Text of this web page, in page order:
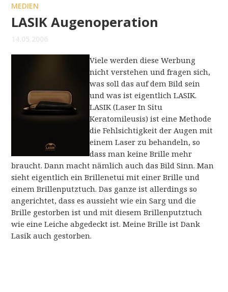
MEDIEN
LASIK Augenoperation
14.05.2006
Viele werden diese Werbung
nicht verstehen und fragen sich,
was soll das auf dem Bild sein
und was ist eigentlich LASIK.
LASIK (Laser In Situ
Keratomileusis) ist eine Methode
die Fehlsichtigkeit der Augen mit
einem Laser zu behandeln, so
dass man keine Brille mehr
braucht. Dann macht nämlich auch das Bild Sinn. Man
sieht eigentlich ein Brillenetui mit einer Brille und
einem Brillenputztuch. Das ganze ist allerdings so
angerichtet, dass es aussieht wie ein Sarg und die
Brille gestorben ist und mit diesem Brillenputztuch
wie eine Leiche abgedeckt ist. Meine Brille ist Dank
Lasik auch gestorben.